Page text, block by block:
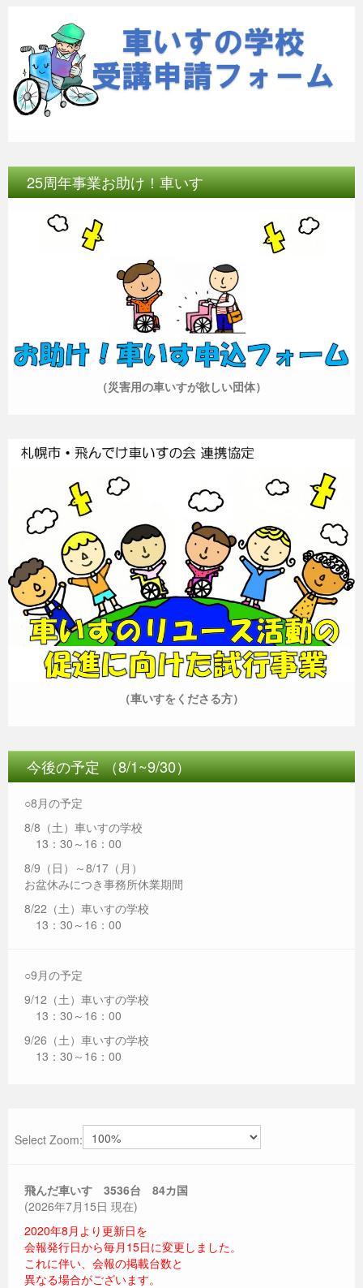
25周年事業お助け！車いす
（災害用の車いすが欲しい団体）
（車いすをくださる方）
今後の予定 （8/1~9/30）
○8月の予定
8/8（土）車いすの学校
13：30～16：00
8/9（日）～8/17（月）
お盆休みにつき事務所休業期間
8/22（土）車いすの学校
13：30～16：00
○9月の予定
9/12（土）車いすの学校
13：30～16：00
9/26（土）車いすの学校
13：30～16：00
Select Zoom:
飛んだ車いす 3536台 84カ国
(2026年7月15日 現在)
2020年8月より更新日を
会報発行日から毎月15日に変更しました。
これに伴い、会報の掲載台数と
異なる場合がございます。